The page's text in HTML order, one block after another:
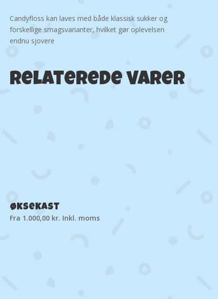
Candyfloss kan laves med både klassisk sukker og
forskellige smagsvarianter, hvilket gør oplevelsen
endnu sjovere
Relaterede varer
Øksekast
Fra 1.000,00 kr. Inkl. moms